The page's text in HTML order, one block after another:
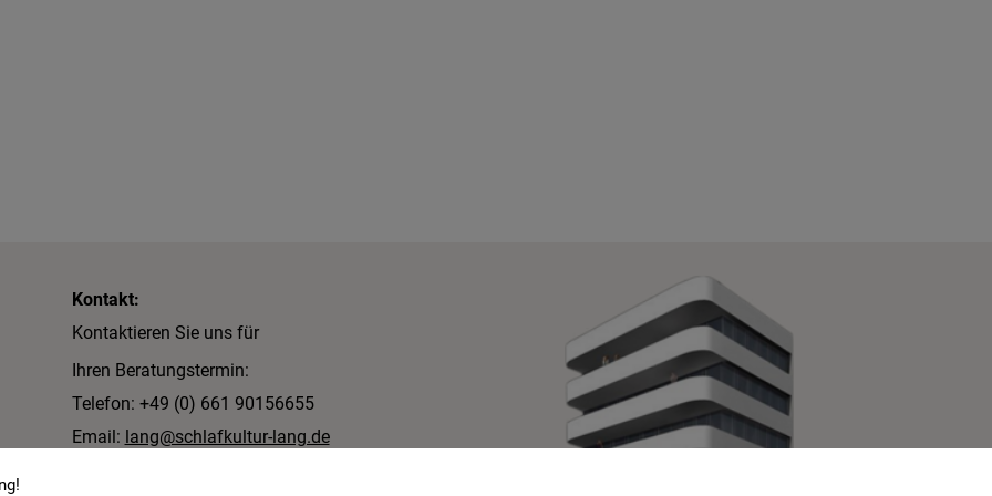
Kontakt:
Kontaktieren Sie uns für
Ihren Beratungstermin:
Telefon: +49 (0) 661 90156655
Email: lang@schlafkultur-lang.de